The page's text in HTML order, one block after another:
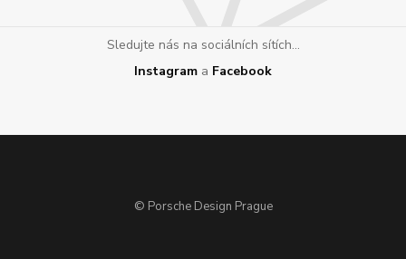
Sledujte nás na sociálních sítích...
Instagram a Facebook
© Porsche Design Prague